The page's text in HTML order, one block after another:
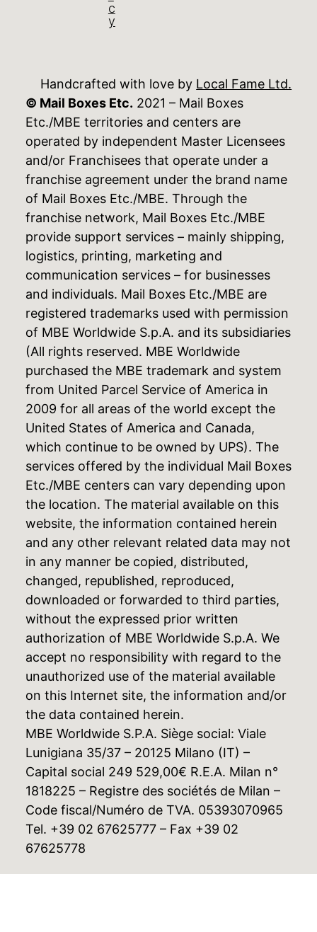
c
y
Handcrafted with love by Local Fame Ltd.
© Mail Boxes Etc. 2021 – Mail Boxes
Etc./MBE territories and centers are
operated by independent Master Licensees
and/or Franchisees that operate under a
franchise agreement under the brand name
of Mail Boxes Etc./MBE. Through the
franchise network, Mail Boxes Etc./MBE
provide support services – mainly shipping,
logistics, printing, marketing and
communication services – for businesses
and individuals. Mail Boxes Etc./MBE are
registered trademarks used with permission
of MBE Worldwide S.p.A. and its subsidiaries
(All rights reserved. MBE Worldwide
purchased the MBE trademark and system
from United Parcel Service of America in
2009 for all areas of the world except the
United States of America and Canada,
which continue to be owned by UPS). The
services offered by the individual Mail Boxes
Etc./MBE centers can vary depending upon
the location. The material available on this
website, the information contained herein
and any other relevant related data may not
in any manner be copied, distributed,
changed, republished, reproduced,
downloaded or forwarded to third parties,
without the expressed prior written
authorization of MBE Worldwide S.p.A. We
accept no responsibility with regard to the
unauthorized use of the material available
on this Internet site, the information and/or
the data contained herein.
MBE Worldwide S.P.A. Siège social: Viale
Lunigiana 35/37 – 20125 Milano (IT) –
Capital social 249 529,00€ R.E.A. Milan n°
1818225 – Registre des sociétés de Milan –
Code fiscal/Numéro de TVA. 05393070965
Tel. +39 02 67625777 – Fax +39 02
67625778